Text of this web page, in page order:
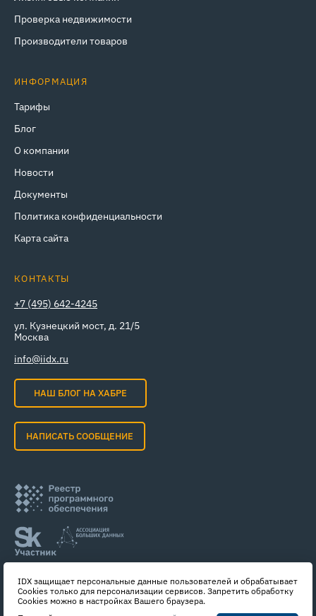
Проверка недвижимости
Производители товаров
ИНФОРМАЦИЯ
Тарифы
Блог
О компании
Новости
Документы
Политика конфиденциальности
Карта сайта
КОНТАКТЫ
+7 (495) 642-4245
ул. Кузнецкий мост, д. 21/5
Москва
info@iidx.ru
НАШ БЛОГ НА ХАБРЕ
НАПИСАТЬ СООБЩЕНИЕ
© 2017- 2026 ООО «Системы управления идентификацией»
IDX защищает персональные данные пользователей и обрабатывает
Cookies только для персонализации сервисов. Запретить обработку
Cookies можно в настройках Вашего браузера.